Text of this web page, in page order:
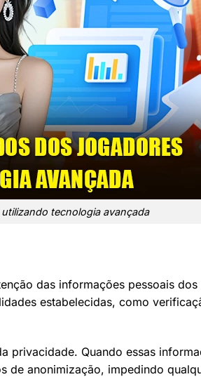
tecnologia avançada
das informações pessoais
estabelecidas, como
Quando essas
de anonimização, impedindo